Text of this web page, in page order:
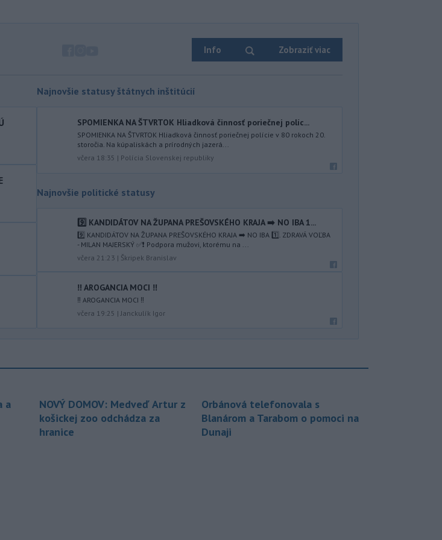
približne 100 ľudí, oznámil vo štvrtok
tamojší starosta Juan Jesús Vivas v
Meteorológovia zo
hydrometeorologického ústavu
vzduchu. V Dolných Plachtinciach v
popoludní 42 stupňov Celzia.
Podpredsedníčka
vykonávajúca funkciu predsedu
zhromaždenia Anikó Hallerová
Nagyová vo štvrtok oznámila, že v
vládnej strany Tisza rozhodne
13:31 - Európska komisia (EK) sa
elektriny v Európskej únii.
Vlastníctvo a správa lesov v
Info Zobraziť viac
Najnovšie statusy štátnych inštitúcií
SPOMIENKA NA ŠTVRTOK Hliadková činnosť poriečnej políc...
SPOMIENKA NA ŠTVRTOK Hliadková činnosť poriečnej polície v 80 rokoch 20.
storočia. Na kúpaliskách a prírodných jazerá...
včera 18:35 | Polícia Slovenskej republiky
Najnovšie politické statusy
9️⃣ KANDIDÁTOV NA ŽUPANA PREŠOVSKÉHO KRAJA ➡️ NO IBA 1️...
9️⃣ KANDIDÁTOV NA ŽUPANA PREŠOVSKÉHO KRAJA ➡️ NO IBA 1️⃣. ZDRAVÁ VOĽBA
- MILAN MAJERSKÝ ✅️❗️ Podpora mužovi, ktorému na ...
včera 21:23 | Škripek Branislav
‼️ AROGANCIA MOCI ‼️
‼️ AROGANCIA MOCI ‼️
včera 19:25 | Janckulík Igor
a
NOVÝ DOMOV: Medveď Artur z
košickej zoo odchádza za
hranice
Orbánová telefonovala s
Blanárom a Tarabom o pomoci na
Dunaji